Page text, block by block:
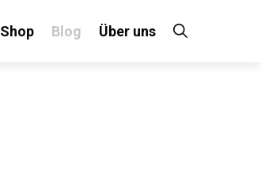
Shop Blog Über uns